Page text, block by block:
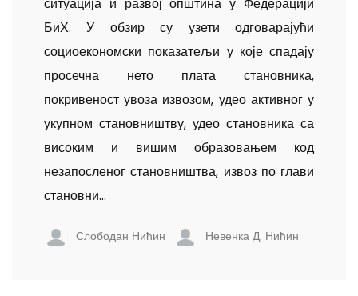
БиХ. У обзир су узети одговарајући
социоекономски показатељи у које спадају
просечна нето плата становника,
покривеност увоза извозом, удео активног у
укупном становништву, удео становника са
високим и вишим образовањем код
незапосленог становништва, извоз по глави
становни...
Слободан Нићин Невенка Д. Нићин